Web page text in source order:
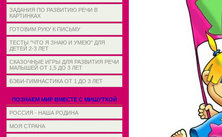
ЗАДАНИЯ ПО РАЗВИТИЮ РЕЧИ В
КАРТИНКАХ
ГОТОВИМ РУКУ К ПИСЬМУ
ТЕСТЫ "ЧТО Я ЗНАЮ И УМЕЮ" ДЛЯ
ДЕТЕЙ 2-3 ЛЕТ
СКАЗОЧНЫЕ ИГРЫ ДЛЯ РАЗВИТИЯ РЕЧИ
МАЛЫШЕЙ ОТ 1,5 ДО 3 ЛЕТ
БЭБИ-ГИМНАСТИКА ОТ 1 ДО 3 ЛЕТ
ПОЗНАЕМ МИР ВМЕСТЕ С МИШУТКОЙ
РОССИЯ - НАША РОДИНА
МОЯ СТРАНА